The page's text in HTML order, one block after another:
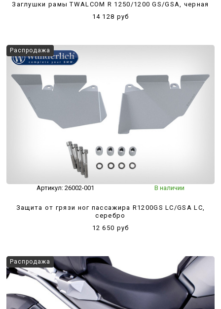
Заглушки рамы TWALCOM R 1250/1200 GS/GSA, черная
14 128 руб
Распродажа
Артикул: 26002-001 В наличии
Защита от грязи ног пассажира R1200GS LC/GSA LC,
серебро
12 650 руб
Распродажа